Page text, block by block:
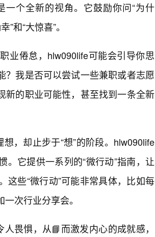
个全新的视角。它鼓励你问“为什
和“大惊喜”。
业倦怠，hlw090life可能会引导你思
？我是否可以尝试一些兼职或者志愿
新的职业可能性，甚至找到一条全新
，却止步于“想”的阶段。hlw090life
它提供一系列的“微行动”指南，让
些“微行动”可能非常具体，比如每
次行业分享会。
畏惧，从📘而激发内心的成就感，